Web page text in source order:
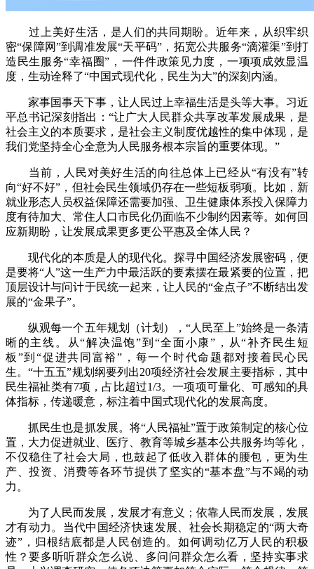
过上美好生活，是人们的共同期盼。近年来，从织牢织
密“保障网”到调准发展“天平码”，拓宽公共服务“滴灌渠”到打
造民生服务“幸福圈”，一件件政策见力度，一项项成效显温
度，生动诠释了“中国式现代化，民生为大”的深刻内涵。
家事国事天下事，让人民过上幸福生活是头等大事。习近
平总书记深刻指出：“让广大人民群众共享改革发展成果，是
社会主义的本质要求，是社会主义制度优越性的集中体现，是
我们党坚持全心全意为人民服务根本宗旨的重要体现。”
当前，人民对美好生活的向往总体上已经从“有没有”转
向“好不好”，但社会民生领域仍存在一些短板弱项。比如，新
就业形态人员权益保障还需要加强、卫生健康体系投入保障力
度有待加大、常住人口市民化仍面临不少制约因素等。如何回
应新期盼，让发展成果更多更公平惠及全体人民？
现代化的本质是人的现代化。探寻中国经济发展密码，便
是要将“人”这一生产力中最活跃的要素摆在最紧要的位置，把
顶层设计与问计于民统一起来，让人民的“金点子”不断结出发
展的“金果子”。
纵观每一个五年规划（计划），“人民至上”始终是一条清
晰的主线。从“解决温饱”到“全面小康”，从“补齐民生短
板”到“促进共同富裕”，每一个时代命题都对接着民心民
生。“十五五”规划纲要列出20项经济社会发展主要指标，其中
民生福祉类有7项，占比超过1/3。一项项可量化、可感知的具
体指标，传递暖意，标注着中国式现代化的发展高度。
抓民生也是抓发展。将“人民福祉”置于政策制定的核心位
置，大力促进就业、医疗、教育等城乡基本公共服务均等化，
不仅稳住了社会大局，也鼓起了低收入群体的腰包，更为生
产、投资、消费等各环节提供了坚实的“基本盘”与不竭的动
力。
为了人民而发展，发展才有意义；依靠人民而发展，发展
才有动力。当代中国经济快速发展、社会长期稳定的“两大奇
迹”，归根结底都是人民创造的。如何调动亿万人民的积极
性？要多听听群众怎么说、多问问群众怎么看，坚持实事求